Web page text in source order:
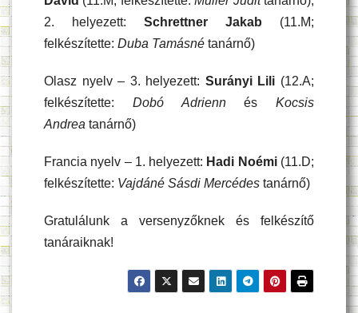
2. helyezett: Schrettner Jakab (11.M;
felkészítette: Duba Tamásné tanárnő)
Olasz nyelv – 3. helyezett: Surányi Lili (12.A;
felkészítette: Dobó Adriennés Kocsis
Andrea tanárnő)
Francia nyelv – 1. helyezett: Hadi Noémi(11.D;
felkészítette: Vajdáné Sásdi Mercédes tanárnő)
Gratulálunk a versenyzőknek és felkészítő
tanáraiknak!